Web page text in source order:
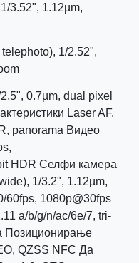
3.52", 1.12µm,
1/2.52",
0.7µm, dual pixel
Laser AF,
panorama Видео
HDR Селфи камера
1/3.2", 1.12µm,
60fps, 1080p@30fps
a/b/g/n/ac/6e/7, tri-
Позиционирање
QZSS NFC Да